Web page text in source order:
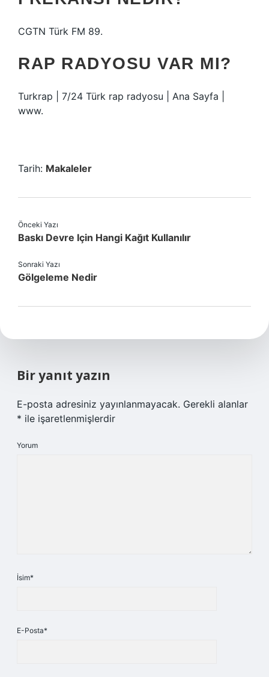
CGTN Türk FM 89.
RAP RADYOSU VAR MI?
Turkrap | 7/24 Türk rap radyosu | Ana Sayfa |
www.
Tarih: Makaleler
Önceki Yazı
Baskı Devre Için Hangi Kağıt Kullanılır
Sonraki Yazı
Gölgeleme Nedir
Bir yanıt yazın
E-posta adresiniz yayınlanmayacak. Gerekli alanlar
* ile işaretlenmişlerdir
Yorum
İsim*
E-Posta*